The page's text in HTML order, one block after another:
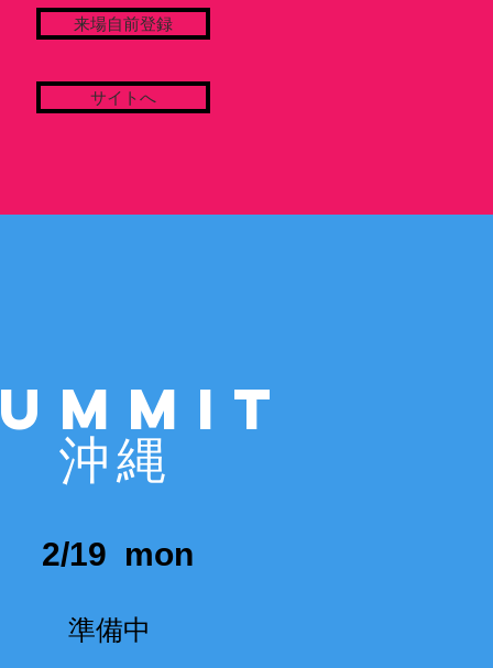
来場自前登録
サイトへ
沖縄
2/19 mon
​準備中